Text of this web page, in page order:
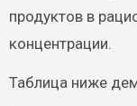
продуктов в
концентрации.
Таблица ниже